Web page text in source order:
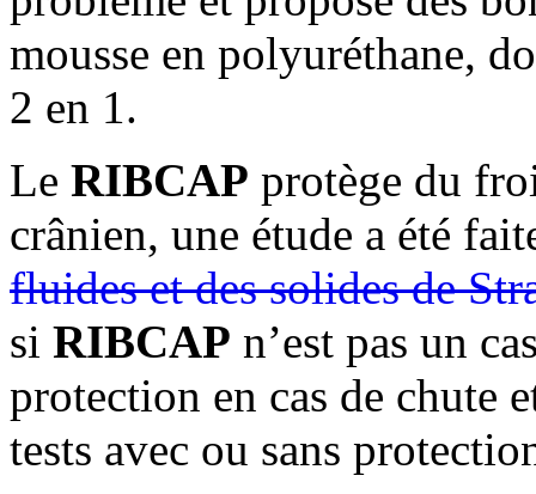
mousse en polyuréthane,
2 en 1.
Le RIBCAP protège du
crânien, une étude a été
fluides et des solides de
si RIBCAP n’est pas un
protection en cas de chute
tests avec ou sans